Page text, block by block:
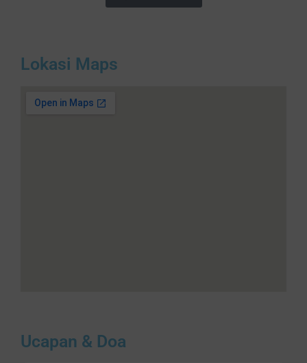
Lokasi Maps
Ucapan & Doa